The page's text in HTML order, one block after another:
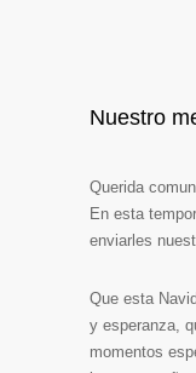
Nuestro
Querida
En esta
enviarles
Que esta
y esperanza,
momentos